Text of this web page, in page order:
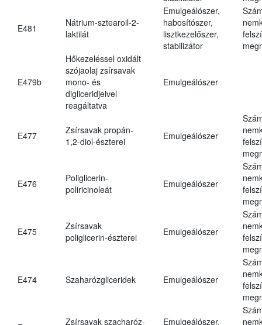
E481
Nátrium-sztearoil-2-
laktilát
Emulgeálószer,
habosítószer,
lisztkezelőszer,
stabilizátor
E479b
Hőkezeléssel oxidált
szójaolaj zsírsavak
mono- és
digliceridjeivel
reagáltatva
Emulgeálószer
E477
Zsírsavak propán-
1,2-diol-észterei
Emulgeálószer
E476
Poliglicerin-
poliricinoleát
Emulgeálószer
E475
Zsírsavak
poliglicerin-észterei
Emulgeálószer
E474 Szaharózgliceridek Emulgeálószer
Zsírsavak szacharóz-
Emulgeálószer,